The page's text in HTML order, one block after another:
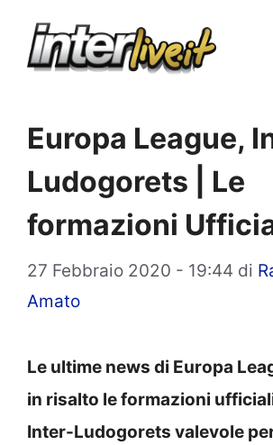
Europa League,
Ludogorets | Le
formazioni
27 Febbraio 2020 - 19:44 di
Amato
Le ultime news di Europa
in risalto le formazioni
Inter-Ludogorets valevole